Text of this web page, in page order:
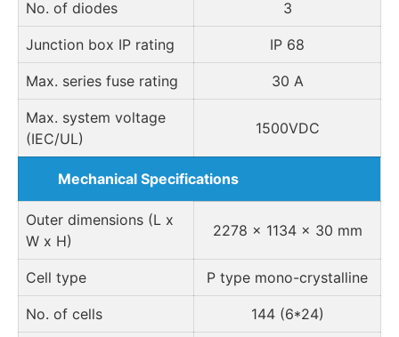
No. of diodes 3
Junction box IP rating IP 68
Max. series fuse rating 30 A
Max. system voltage
(IEC/UL)
1500VDC
Mechanical Specifications
Outer dimensions (L x
W x H)
2278 x 1134 x 30 mm
Cell type P type mono-crystalline
No. of cells 144 (6*24)